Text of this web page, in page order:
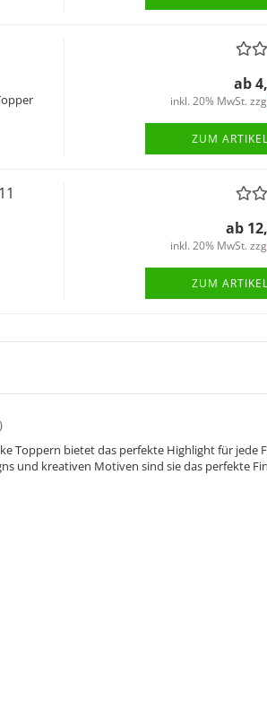
ab
inkl. 20% MwSt.
ZUM ARTIKEL
ab
inkl. 20% MwSt.
ZUM ARTIKEL
Toppern bietet das perfekte Highlight für jede
und kreativen Motiven sind sie das perfekte